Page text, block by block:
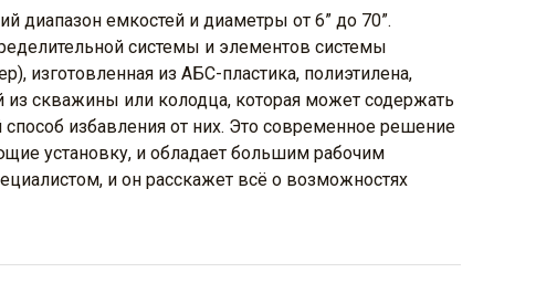
емкостей и диаметры от 6” до 70”.
системы и элементов системы
изготовленная из АБС-пластика, полиэтилена,
скважины или колодца, которая может содержать
избавления от них. Это современное решение
установку, и обладает большим рабочим
и он расскажет всё о возможностях